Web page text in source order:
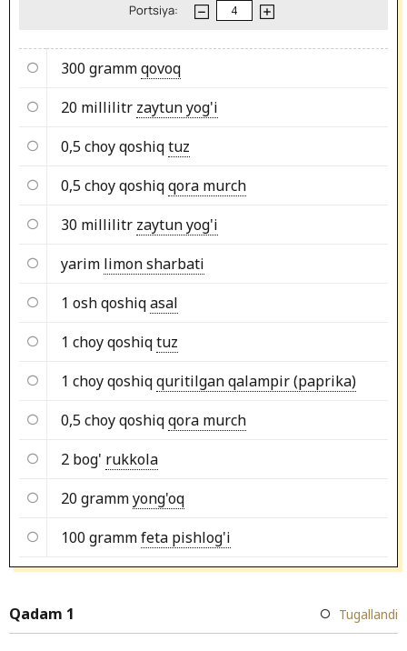
Portsiya:
300 grammqovoq
20 millilitr zaytun yog'i
0,5 choy qoshiqtuz
0,5 choy qoshiqqora murch
30 millilitr zaytun yog'i
yarim limon sharbati
1 osh qoshiqasal
1 choy qoshiqtuz
1 choy qoshiqquritilgan qalampir (paprika)
0,5 choy qoshiqqora murch
2 bog' rukkola
20 grammyong'oq
100 grammfeta pishlog'i
Qadam 1 Tugallandi